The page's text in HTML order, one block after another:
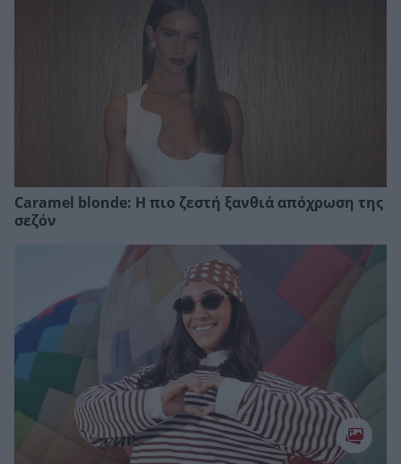
Caramel blonde: Η πιο ζεστή ξανθιά απόχρωση της
σεζόν